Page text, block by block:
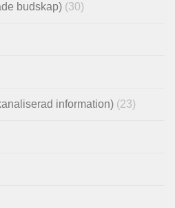
budskap) (30)
information) (23)